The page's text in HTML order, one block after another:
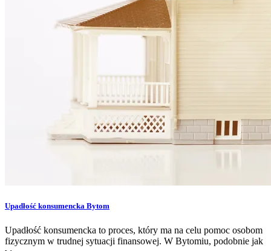
Upadłość konsumencka Bytom
Upadłość konsumencka to proces, który ma na celu pomoc osobom
fizycznym w trudnej sytuacji finansowej. W Bytomiu, podobnie jak